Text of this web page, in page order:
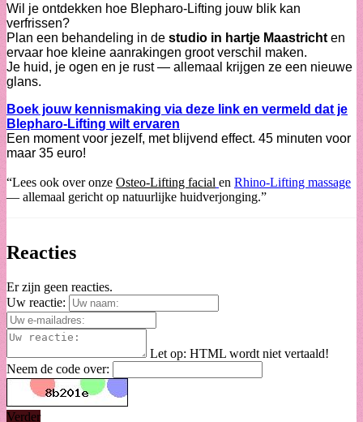
Wil je ontdekken hoe Blepharo-Lifting jouw blik kan
verfrissen?
Plan een behandeling in de studio in hartje Maastricht en
ervaar hoe kleine aanrakingen groot verschil maken.
Je huid, je ogen en je rust — allemaal krijgen ze een nieuwe
glans.
Boek jouw kennismaking via deze lin k en vermeld dat je
Blepharo-Lifting wilt ervaren
Een moment voor jezelf, met blijvend effect. 45 minuten voor
maar 35 euro!
“Lees ook over onze Osteo-Lifting facial en Rhino-Lifting massage
— allemaal gericht op natuurlijke huidverjonging.”
Reacties
Er zijn geen reacties.
Uw reactie:
Let op: HTML wordt niet vertaald!
Neem de code over:
Verder